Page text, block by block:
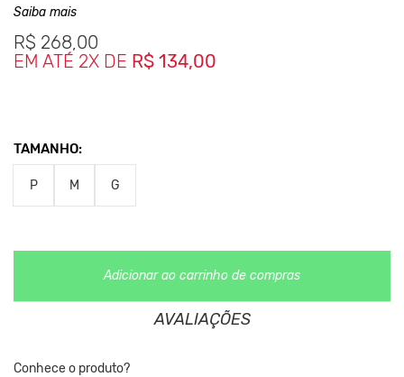
Medidas da peça
P - Comprimento 108 cm - Largura 2 cm
M - Comprimento 119 cm - Largura 2 cm
acessório.
origem animal. Além disso, sustentabilidade é algo queestá no
DNA da marca desde sua fundação.
Saiba mais
R$ 268,00
EM ATÉ 2X DE R$ 134,00
TAMANHO:
P M G
Adicionar ao carrinho de compras
AVALIAÇÕES
Conhece o produto?